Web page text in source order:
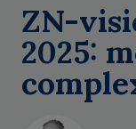
ZN-
2025: